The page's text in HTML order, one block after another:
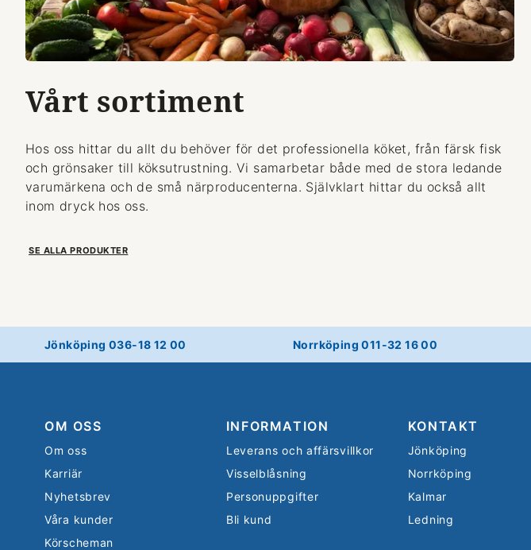
Vårt sortiment
Hos oss hittar du allt du behöver för det professionella köket, från färsk fisk
och grönsaker till köksutrustning. Vi samarbetar både med de stora ledande
varumärkena och de små närproducenterna. Självklart hittar du också allt
inom dryck hos oss.
SE ALLA PRODUKTER
Jönköping 036-18 12 00 Norrköping 011-32 16 00
OM OSS
Om oss
Karriär
Nyhetsbrev
Våra kunder
Körscheman
INFORMATION
Leverans och affärsvillkor
Visselblåsning
Personuppgifter
Bli kund
KONTAKT
Jönköping
Norrköping
Kalmar
Ledning